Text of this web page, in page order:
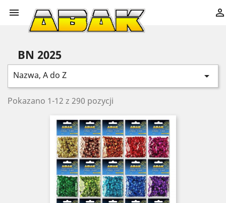
 
BN 2025
Nazwa, A do Z 
Pokazano 1-12 z 290 pozycji